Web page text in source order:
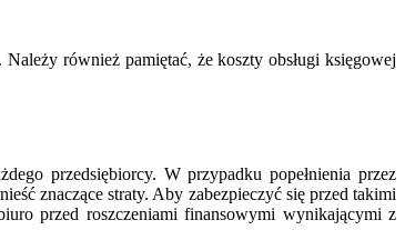
również pamiętać, że koszty obsługi księgowej
przedsiębiorcy. W przypadku popełnienia przez
znaczące straty. Aby zabezpieczyć się przed takimi
przed roszczeniami finansowymi wynikającymi z